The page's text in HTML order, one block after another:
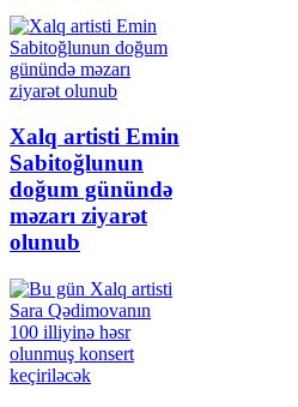
Xalq artisti Emin
Sabitoğlunun
doğum günündə
məzarı ziyarət
olunub